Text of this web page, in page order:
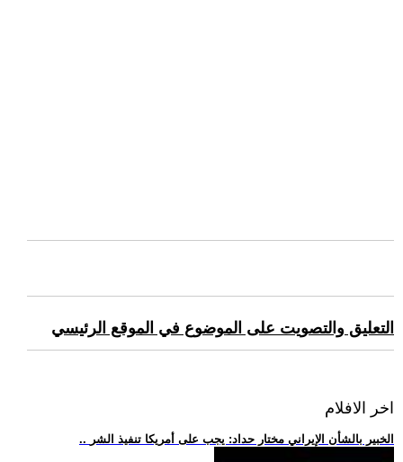
التعليق والتصويت على الموضوع في الموقع الرئيسي
اخر الافلام
.. الخبير بالشأن الإيراني مختار حداد: يجب على أمريكا تنفيذ الشر